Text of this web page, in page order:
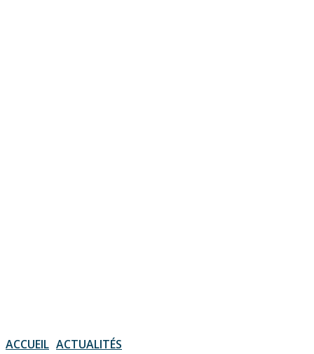
ACCUEIL ACTUALITÉS